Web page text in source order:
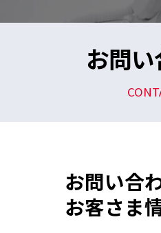
お問
お問い合
お客さま